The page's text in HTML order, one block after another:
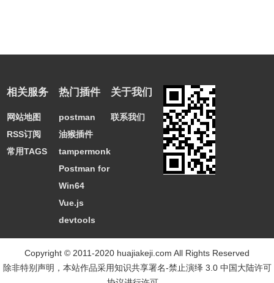
相关服务
网站地图
RSS订阅
常用TAGS
热门插件
postman
油猴插件
tampermonkey
Postman for
Win64
Vue.js
devtools
关于我们
联系我们
Copyright © 2011-2020 huajiakeji.com All Rights Reserved
除非特别声明，本站作品采用知识共享署名-禁止演绎 3.0 中国大陆许可